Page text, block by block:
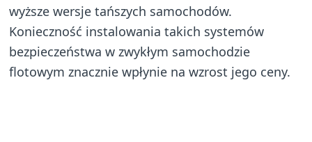
wyższe wersje tańszych samochodów.
Konieczność instalowania takich systemów
bezpieczeństwa w zwykłym samochodzie
flotowym znacznie wpłynie na wzrost jego ceny.